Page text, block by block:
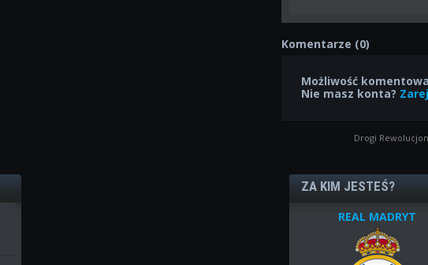
Komentarze (0)
Możliwość
Nie masz konta?
Drogi
ZA KIM JESTEŚ?
REAL MADRYT